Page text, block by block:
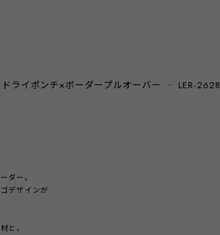
ドライポンチ×ボーダープルオーバー ‐ LER-2628
ダー。
デザインが
と、